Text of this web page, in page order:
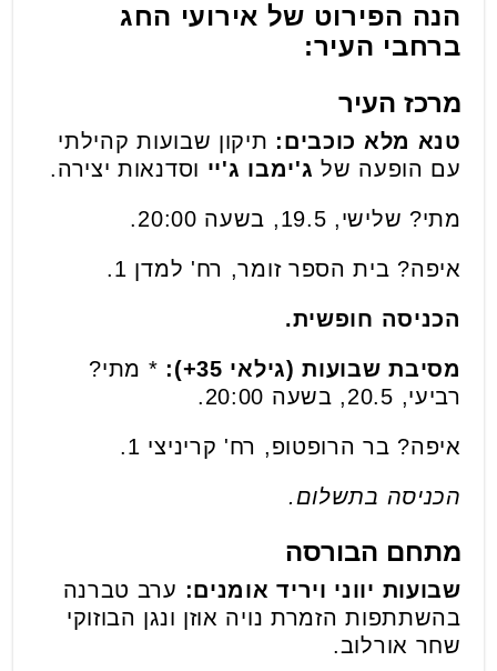
הנה הפירוט של אירועי החג
ברחבי העיר:
מרכז העיר
טנא מלא כוכבים: תיקון שבועות קהילתי
עם הופעה של ג'ימבו ג'יי וסדנאות יצירה.
מתי? שלישי, 19.5, בשעה 20:00.
איפה? בית הספר זומר, רח' למדן 1.
הכניסה חופשית.
מסיבת שבועות (גילאי 35+):
* מתי?
רביעי, 20.5, בשעה 20:00.
איפה? בר הרופטופ, רח' קריניצי 1.
הכניסה בתשלום.
מתחם הבורסה
שבועות יווני ויריד אומנים: ערב טברנה
בהשתתפות הזמרת נויה אוזן ונגן הבוזוקי
שחר אורלוב.